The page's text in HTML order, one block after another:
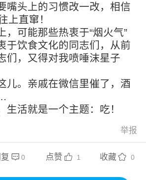
嘴头上的习惯改一改，相信
上直窜！
，可能那些热衷于“烟火气”
于饮食文化的同志们，从前
们，又得对我喷唾沫星子
儿。亲戚在微信里催了，酒
生活就是一个主题：吃！
举报
 0 点赞  1 收藏  0